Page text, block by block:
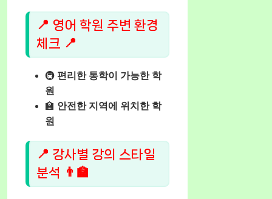
📍 영어 학원 주변 환경
체크 📍
🚇 편리한 통학이 가능한 학
원
🏫 안전한 지역에 위치한 학
원
📍 강사별 강의 스타일
분석 👨‍🏫